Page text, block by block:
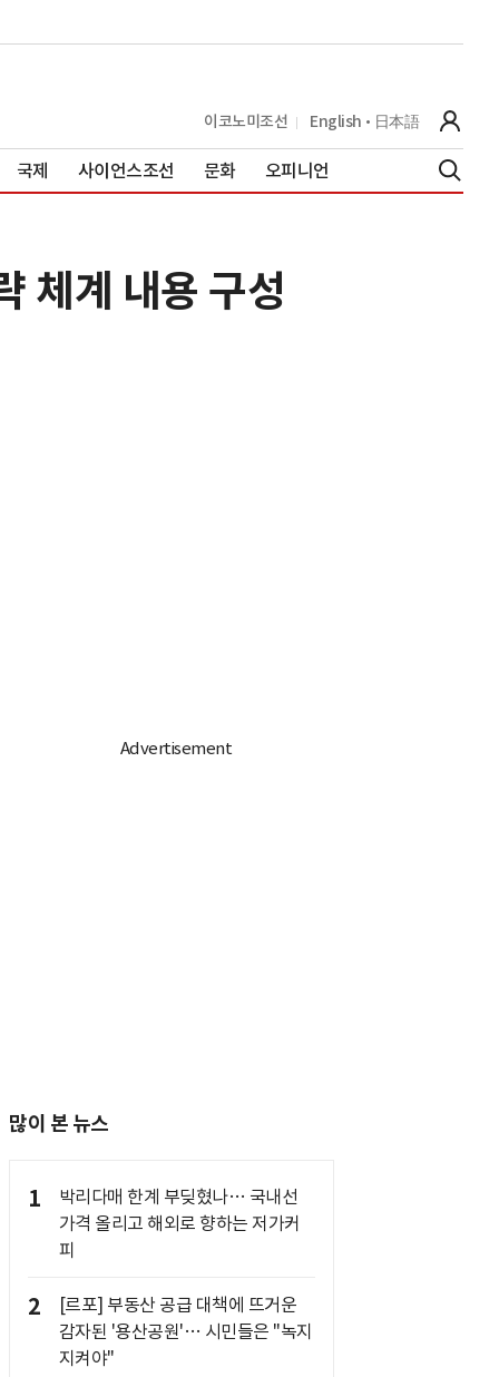
이코노미조선 English 日本語
국제 사이언스조선 문화 오피니언
체계 내용 구성
많이 본 뉴스
1
박리다매 한계 부딪혔나… 국내선
가격 올리고 해외로 향하는 저가커
피
2
[르포] 부동산 공급 대책에 뜨거운
감자된 '용산공원'… 시민들은 "녹지
지켜야"